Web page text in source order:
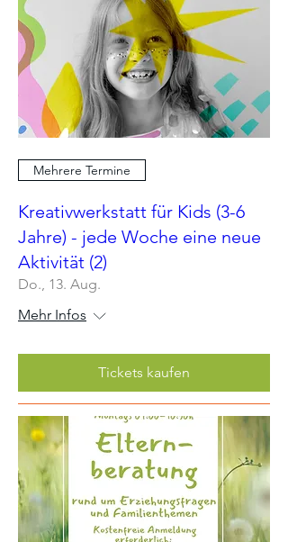
Mehrere Termine
Kreativwerkstatt für Kids (3-6
Jahre) - jede Woche eine neue
Aktivität (2)
Do., 13. Aug.
Mehr Infos
Tickets kaufen